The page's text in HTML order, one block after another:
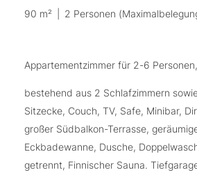
90 m² 2 Personen
Appartementzimmer für 2-6
bestehend aus 2 Schlafzimmern
Sitzecke, Couch, TV, Safe, Minibar,
großer Südbalkon-Terrasse,
Eckbadewanne, Dusche,
getrennt, Finnischer Sauna.